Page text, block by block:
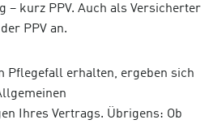
– kurz PPV. Auch als Versicherter
PPV an.
Pflegefall erhalten, ergeben sich
Ihres Vertrags. Übrigens: Ob